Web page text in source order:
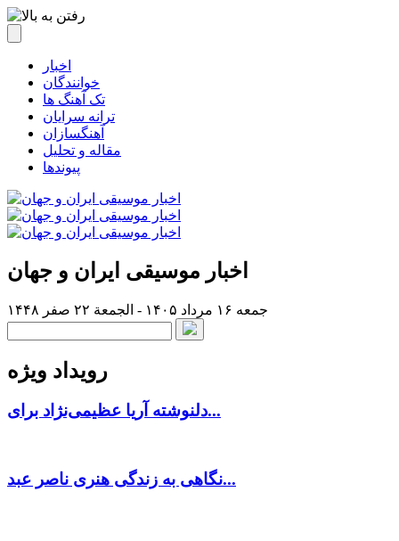
اخبار
خوانندگان
تک آهنگ ها
ترانه سرایان
آهنگسازان
مقاله و تحلیل
پیوندها
اخبار موسیقی ایران و جهان
جمعه ۱۶ مرداد ۱۴۰۵ - الجمعة ۲۲ صفر ۱۴۴۸
رویداد ویژه
دلنوشته آریا عظیمی‌نژاد برای...
نگاهی به زندگی هنری ناصر عبد...